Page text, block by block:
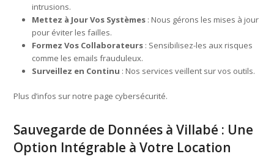
intrusions.
Mettez à Jour Vos Systèmes : Nous gérons les mises à jour
pour éviter les failles.
Formez Vos Collaborateurs : Sensibilisez-les aux risques
comme les emails frauduleux.
Surveillez en Continu : Nos services veillent sur vos outils.
Plus d’infos sur notre page cybersécurité.
Sauvegarde de Données à Villabé : Une
Option Intégrable à Votre Location